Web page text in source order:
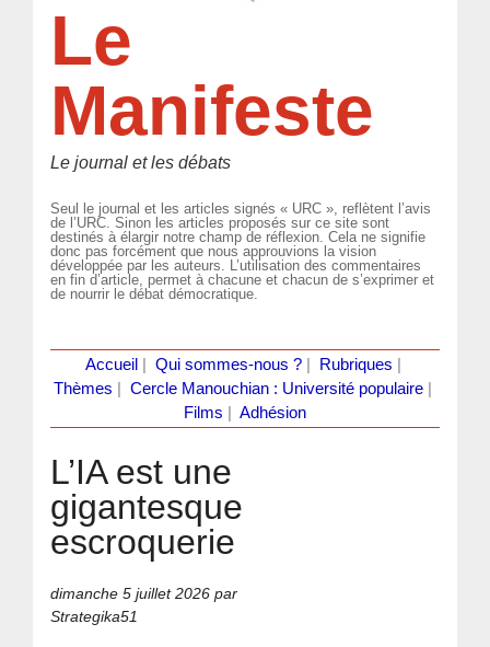
Le
Manifeste
Le journal et les débats
Seul le journal et les articles signés « URC », reflètent l’avis
de l’URC. Sinon les articles proposés sur ce site sont
destinés à élargir notre champ de réflexion. Cela ne signifie
donc pas forcément que nous approuvions la vision
développée par les auteurs. L’utilisation des commentaires
en fin d’article, permet à chacune et chacun de s’exprimer et
de nourrir le débat démocratique.
Accueil Qui sommes-nous ?| Rubriques
Thèmes
Cercle Manouchian : Université populaire
Films
Adhésion
L’IA est une
gigantesque
escroquerie
dimanche 5 juillet 2026 par
Strategika51